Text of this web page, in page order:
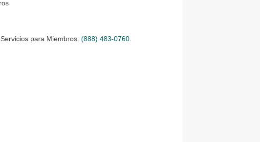
para Miembros:(888) 483-0760